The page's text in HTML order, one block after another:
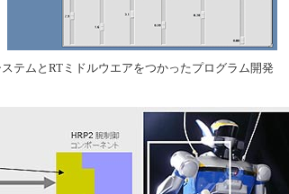
ムとRTミドルウエアをつかったプログラム開発